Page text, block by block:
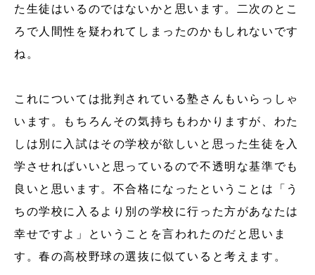
た生徒はいるのではないかと思います。二次のとこ
ろで人間性を疑われてしまったのかもしれないです
ね。
これについては批判されている塾さんもいらっしゃ
います。もちろんその気持ちもわかりますが、わた
しは別に入試はその学校が欲しいと思った生徒を入
学させればいいと思っているので不透明な基準でも
良いと思います。不合格になったということは「う
ちの学校に入るより別の学校に行った方があなたは
幸せですよ」ということを言われたのだと思いま
す。春の高校野球の選抜に似ていると考えます。